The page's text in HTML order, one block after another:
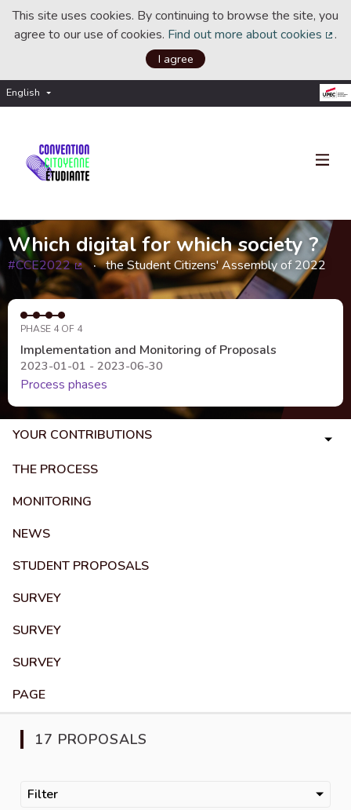
This site uses cookies. By continuing to browse the site, you
agree to our use of cookies. Find out more about cookies .
I agree
English Choisir la langue
Which digital for which society ?
#CCE2022
(External link)
the Student Citizens' Assembly of 2022
PHASE 4 OF 4
Implementation and Monitoring of Proposals
2023-01-01 - 2023-06-30
Process phases
YOUR CONTRIBUTIONS
THE PROCESS
MONITORING
NEWS
STUDENT PROPOSALS
SURVEY
SURVEY
SURVEY
PAGE
17 PROPOSALS
Filter